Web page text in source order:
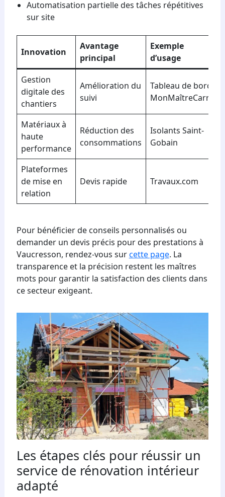
Automatisation partielle des tâches répétitives
sur site
Innovation
Avantage
principal
Exemple
d’usage
Gestion
digitale des
chantiers
Amélioration du
suivi
Tableau de bord
MonMaîtreCarré
Matériaux à
haute
performance
Réduction des
consommations
Isolants Saint-
Gobain
Plateformes
de mise en
relation
Devis rapide Travaux.com
Pour bénéficier de conseils personnalisés ou
demander un devis précis pour des prestations à
Vaucresson, rendez-vous surcette page. La
transparence et la précision restent les maîtres
mots pour garantir la satisfaction des clients dans
ce secteur exigeant.
Les étapes clés pour réussir un
service de rénovation intérieur
adapté